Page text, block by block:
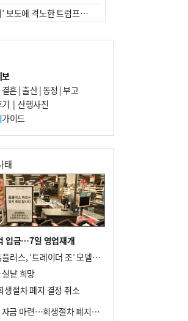
’ 보도에 격노한 트럼프…
절 행위 없어”
드카 43회 중 25회는 삼
발생"
기 난동…60대 남성 2명
푹 찐다…온열질환자 10
결혼|출산|동정 |부고
| 산행사진
가이드
태
입금…7일 영업재개
산소호흡기 단 홈플러스, ‘트레이더 조’ 모델로 살아날까
낱 희망
생절차 폐지 결정 취소
홈플, 2000억 원 자금 마련…회생절차 폐지에 즉시항고(종합)